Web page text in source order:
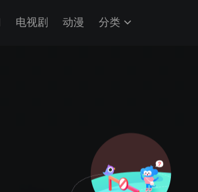
电视剧 动漫 分类